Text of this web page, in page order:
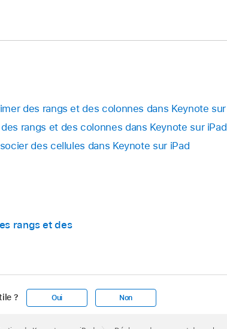
des rangs et des colonnes dans Keynote
rangs et des colonnes dans Keynote sur iPad
des cellules dans Keynote sur iPad
rangs et des
? Oui Non